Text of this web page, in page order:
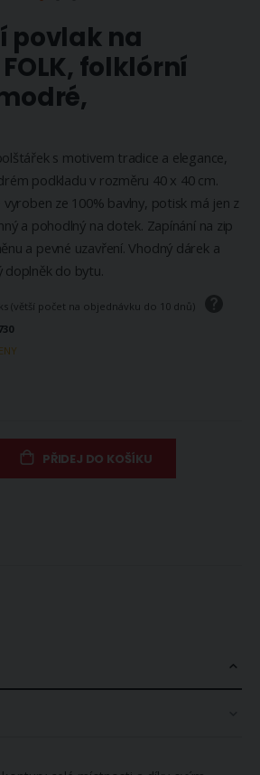
povlak na
folklórní
s motivem tradice a elegance,
podkladu v rozměru 40 x 40 cm.
ze 100% bavlny, potisk má jen z
a pohodlný na dotek. Zapínání na zip
a pevné uzavření. Vhodný dárek a
doplněk do bytu.
(větší počet na objednávku do 10 dnů)
PŘIDEJ DO KOŠÍKU